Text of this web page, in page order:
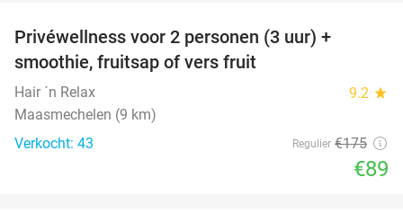
Privéwellness voor 2 personen (3 uur) +
smoothie, fruitsap of vers fruit
Hair ´n Relax 9.2 star
Maasmechelen (9 km)
Verkocht: 43
Regulier €175
€89